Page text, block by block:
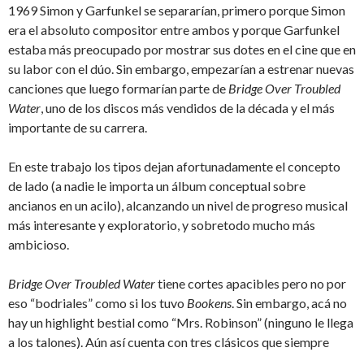
1969 Simon y Garfunkel se separarían, primero porque Simon
era el absoluto compositor entre ambos y porque Garfunkel
estaba más preocupado por mostrar sus dotes en el cine que en
su labor con el dúo. Sin embargo, empezarían a estrenar nuevas
canciones que luego formarían parte de Bridge Over Troubled
Water, uno de los discos más vendidos de la década y el más
importante de su carrera.
En este trabajo los tipos dejan afortunadamente el concepto
de lado (a nadie le importa un álbum conceptual sobre
ancianos en un acilo), alcanzando un nivel de progreso musical
más interesante y exploratorio, y sobretodo mucho más
ambicioso.
Bridge Over Troubled Watertiene cortes apacibles pero no por
eso “bodriales” como si los tuvo Bookens. Sin embargo, acá no
hay un highlight bestial como “Mrs. Robinson” (ninguno le llega
a los talones). Aún así cuenta con tres clásicos que siempre